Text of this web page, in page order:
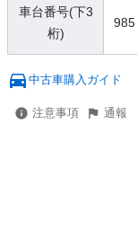
車台番号(下3
桁)
985
中古車購入ガイド
注意事項 通報